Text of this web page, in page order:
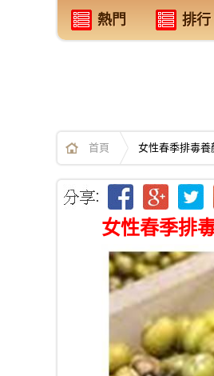
熱門 排行
首頁 女性春季排毒養
女性春季排